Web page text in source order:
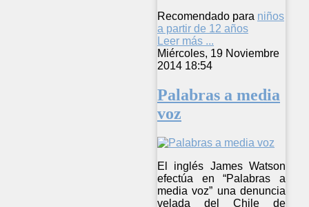
Recomendado para niños
a partir de 12 años
Leer más ...
Miércoles, 19 Noviembre
2014 18:54
Palabras a media
voz
El inglés James Watson
efectúa en “Palabras a
media voz” una denuncia
velada del Chile de